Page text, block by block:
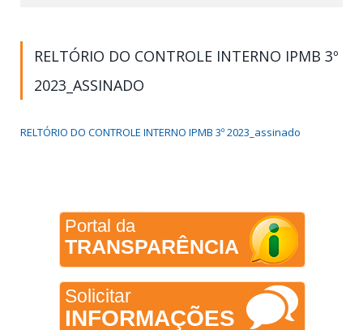
RELTÓRIO DO CONTROLE INTERNO IPMB 3º
2023_ASSINADO
RELTÓRIO DO CONTROLE INTERNO IPMB 3º 2023_assinado
Portal da
TRANSPARÊNCIA
Solicitar
INFORMAÇÕES